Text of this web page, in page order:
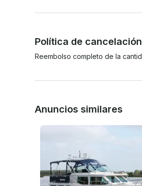
Política de cancelación
Reembolso completo de la
Anuncios similares